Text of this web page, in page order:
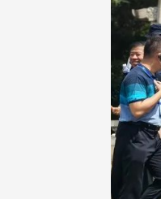
校友会活动 (海